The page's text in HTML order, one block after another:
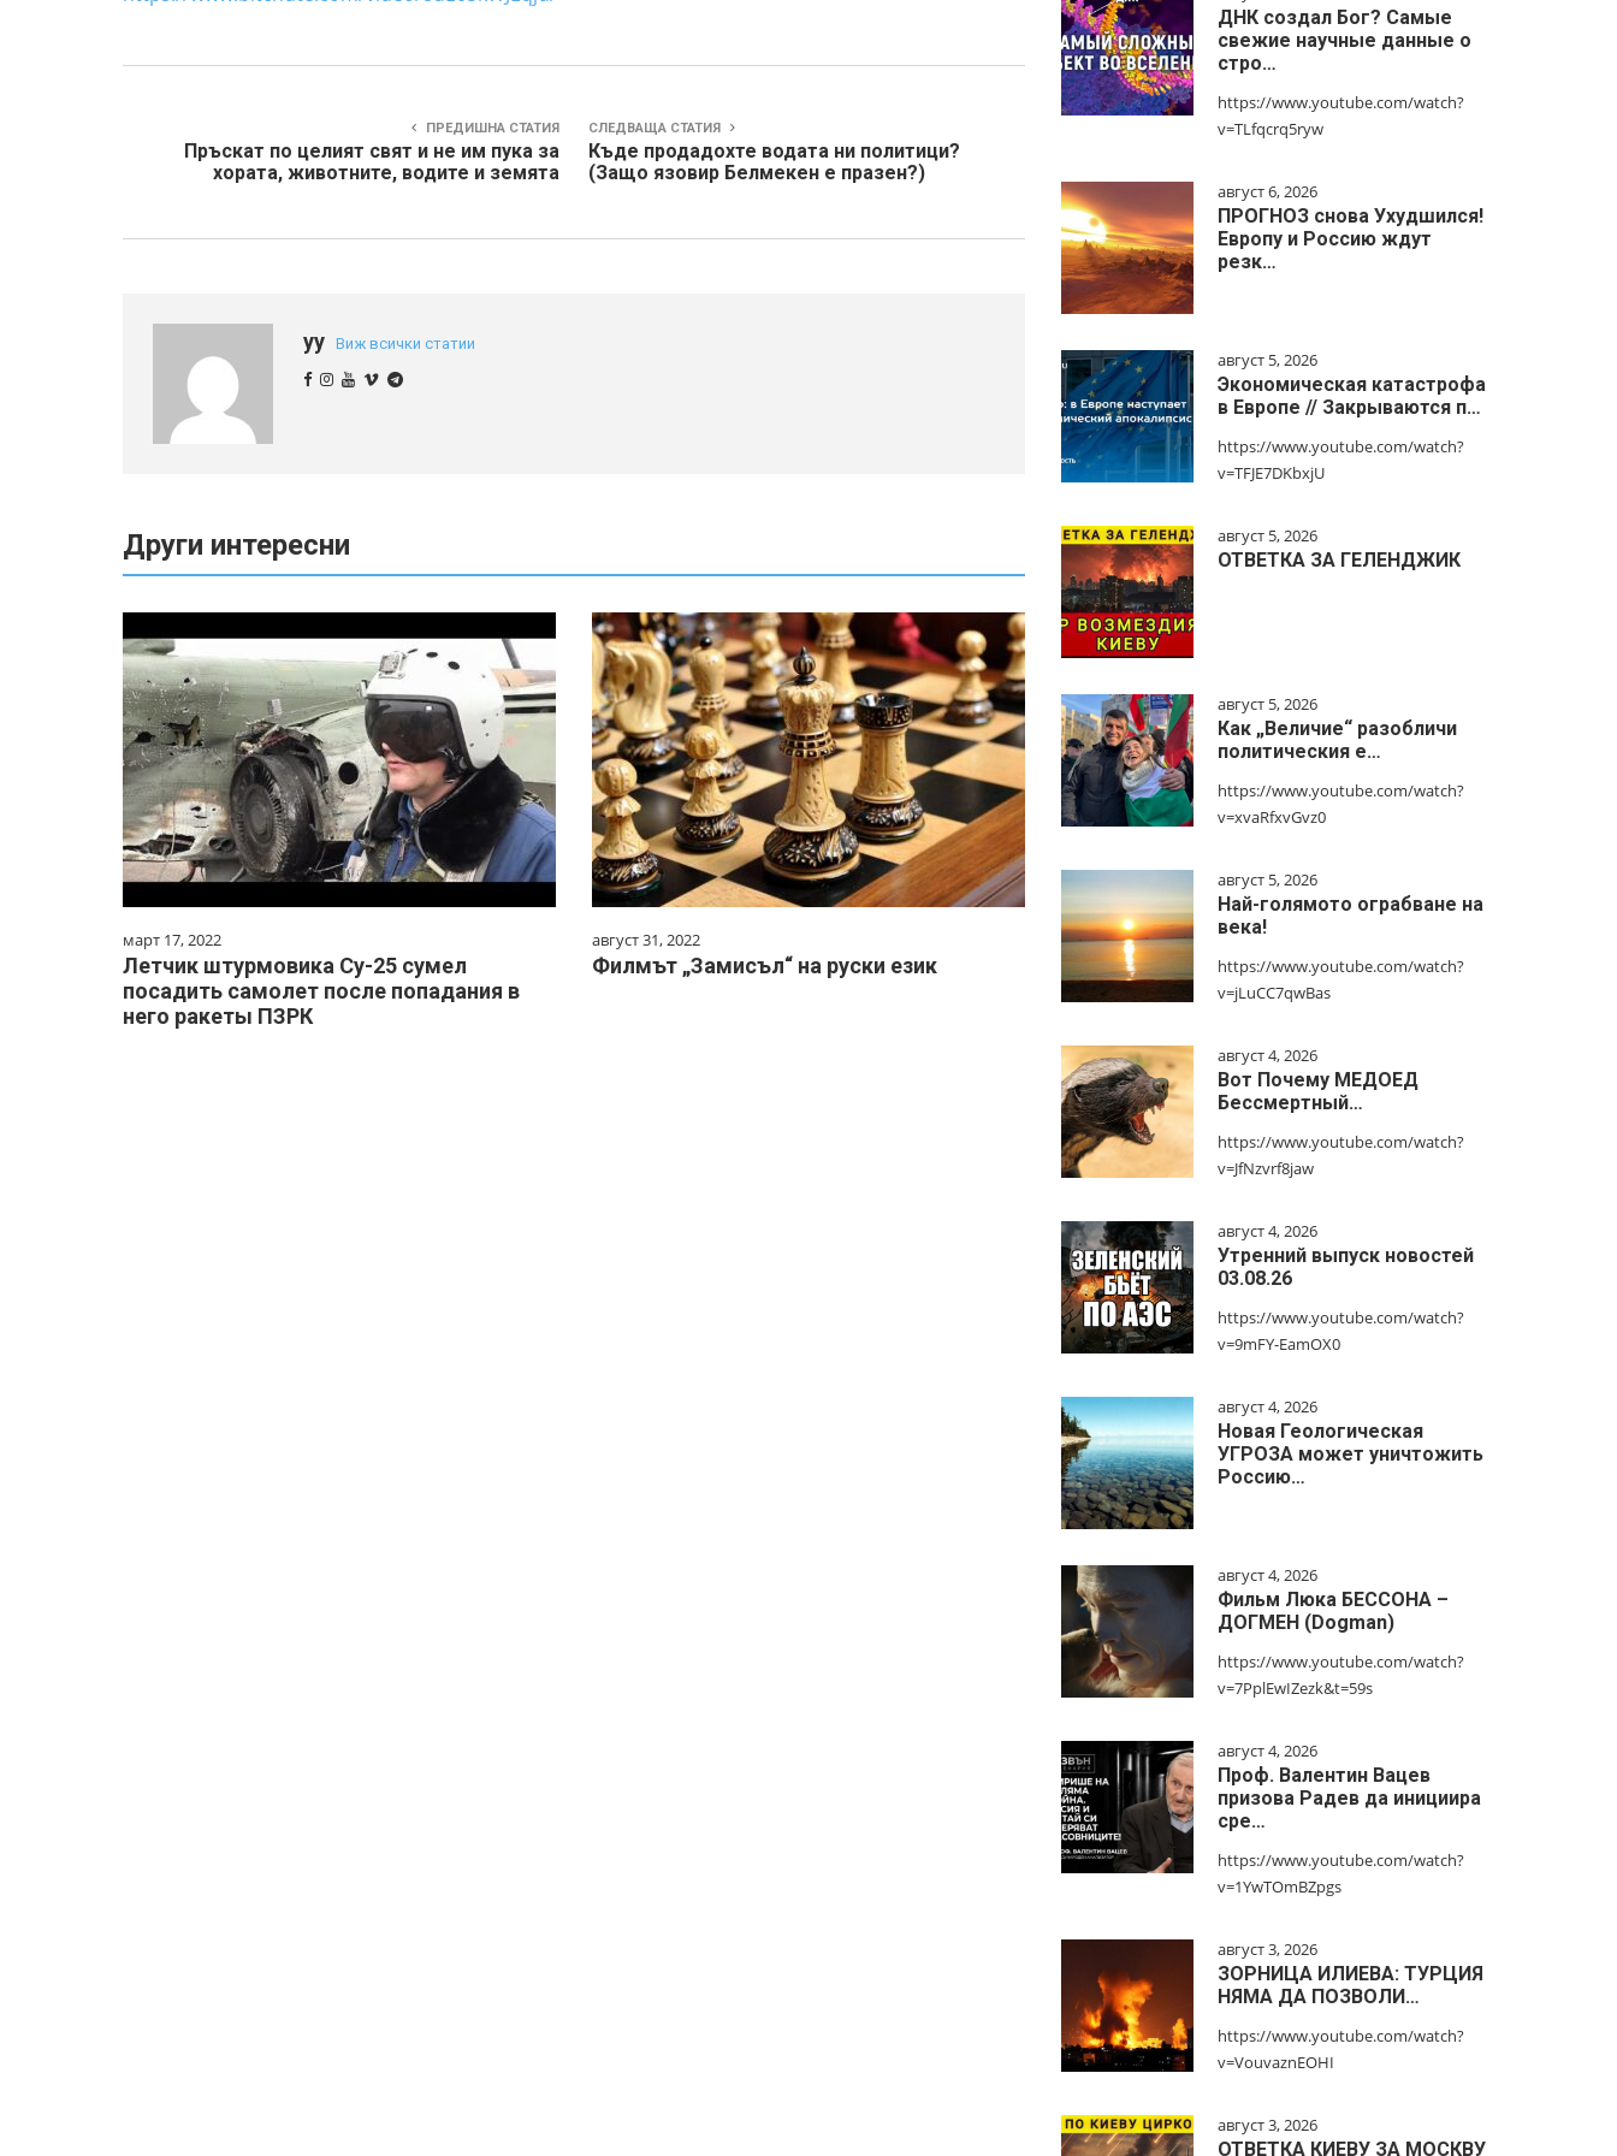
ПРЕДИШНА СТАТИЯ
Пръскат по целият свят и не им пука за
хората, животните, водите и земята
СЛЕДВАЩА СТАТИЯ
Къде продадохте водата ни политици?
(Защо язовир Белмекен е празен?)
yy Виж всички статии
Други интересни
март 17, 2022
Летчик штурмовика Су-25 сумел
посадить самолет после попадания в
него ракеты ПЗРК
август 31, 2022
Филмът „Замисъл“ на руски език
ДНК создал Бог? Самые
свежие научные данные о
стро…
https://www.youtube.com/watch?
v=TLfqcrq5ryw
август 6, 2026
ПРОГНОЗ снова Ухудшился!
Европу и Россию ждут
резк…
август 5, 2026
Экономическая катастрофа
в Европе // Закрываются п…
https://www.youtube.com/watch?
v=TFJE7DKbxjU
август 5, 2026
ОТВЕТКА ЗА ГЕЛЕНДЖИК
август 5, 2026
Как „Величие“ разобличи
политическия е…
https://www.youtube.com/watch?
v=xvaRfxvGvz0
август 5, 2026
Най-голямото ограбване на
века!
https://www.youtube.com/watch?
v=jLuCC7qwBas
август 4, 2026
Вот Почему МЕДОЕД
Бессмертный…
https://www.youtube.com/watch?
v=JfNzvrf8jaw
август 4, 2026
Утренний выпуск новостей
03.08.26
https://www.youtube.com/watch?
v=9mFY-EamOX0
август 4, 2026
Новая Геологическая
УГРОЗА может уничтожить
Россию…
август 4, 2026
Фильм Люка БЕССОНА –
ДОГМЕН (Dogman)
https://www.youtube.com/watch?
v=7PplEwIZezk&t=59s
август 4, 2026
Проф. Валентин Вацев
призова Радев да инициира
сре…
https://www.youtube.com/watch?
v=1YwTOmBZpgs
август 3, 2026
ЗОРНИЦА ИЛИЕВА: ТУРЦИЯ
НЯМА ДА ПОЗВОЛИ…
https://www.youtube.com/watch?
v=VouvaznEOHI
август 3, 2026
ОТВЕТКА КИЕВУ ЗА МОСКВУ